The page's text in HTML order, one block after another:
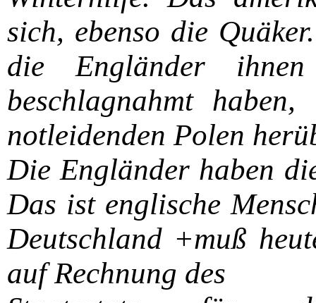
sich, ebenso die
die Engländer
beschlagnahmt
notleidenden Polen
Die Engländer haben
Das ist englische
Deutschland +muß
auf Rechnung des